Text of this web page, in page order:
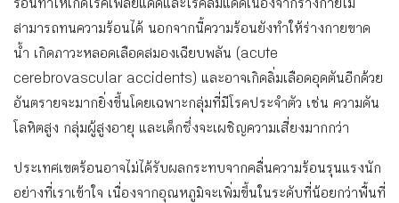
ร้อนทำให้เกิดโรคเพลียแดดและโรคลมแดดเนื่องจากร่างกายไม่
สามารถทนความร้อนได้ นอกจากนี้ความร้อนยังทำให้ร่างกายขาด
น้ำ เกิดภาวะหลอดเลือดสมองเฉียบพลัน (acute
cerebrovascular accidents) และอาจเกิดลิ่มเลือดอุดตันอีกด้วย
อันตรายจะมากยิ่งขึ้นโดยเฉพาะกลุ่มที่มีโรคประจำตัว เช่น ความดัน
โลหิตสูง กลุ่มผู้สูงอายุ และเด็กซึ่งจะเผชิญความเสี่ยงมากกว่า
ประเทศเขตร้อนอาจไม่ได้รับผลกระทบจากคลื่นความร้อนรุนแรงนัก
อย่างที่เราเข้าใจ เนื่องจากอุณหภูมิจะเพิ่มขึ้นในระดับที่น้อยกว่าพื้นที่